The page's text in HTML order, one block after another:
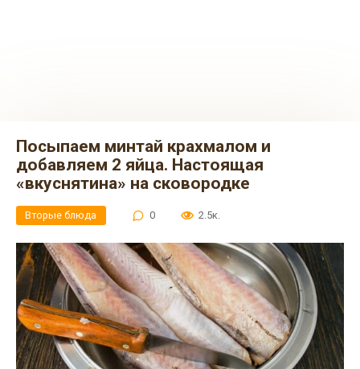
Посыпаем минтай крахмалом и
добавляем 2 яйца. Настоящая
«вкуснятина» на сковородке
Вторые блюда 0 2.5к.